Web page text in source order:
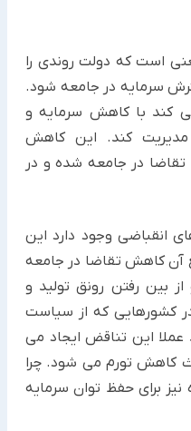
است که دولت روندی را
سرمایه در جامعه شود.
کند با کاهش سرمایه و
مدیریت کند. این کاهش
در جامعه شده و در
انقباضی وجود دارد این
کاهش تقاضا در جامعه
بین رفتن رونق تولید و
کشورهایی که از سیاست
عملا این تناقض ایجاد می
کاهش تورم می شود. چرا
برای حفظ توان سرمایه